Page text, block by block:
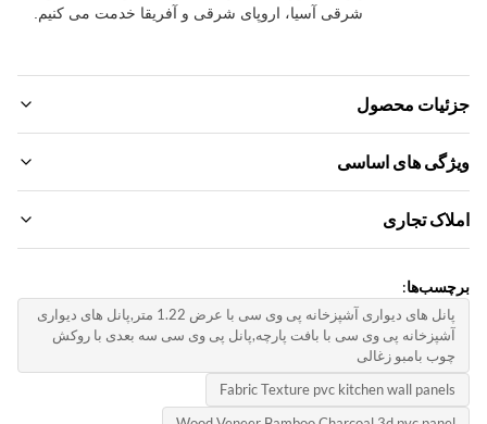
شرقی آسیا، اروپای شرقی و آفریقا خدمت می کنیم.
محصول
آب و ضد آب ضد آب
نیاز دارد
های سفارشی پشتیبانی
های اساسی
تجاری:
محصول:
تنظیم
تجاری
کنید
واحد:
Contact
پرداخت:
پانل های دیواری آشپزخانه پی وی سی با عرض 1.22 متر,پانل های دیواری
پی وی سی با بافت پارچه,پانل پی وی سی سه بعدی با روکش
بامبو زغالی
Fabric Texture pvc kitchen wall